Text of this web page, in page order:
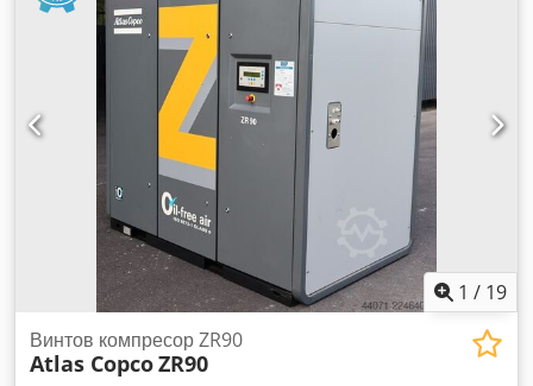
1 / 19
Винтов компресор ZR90
Atlas CopcoZR90